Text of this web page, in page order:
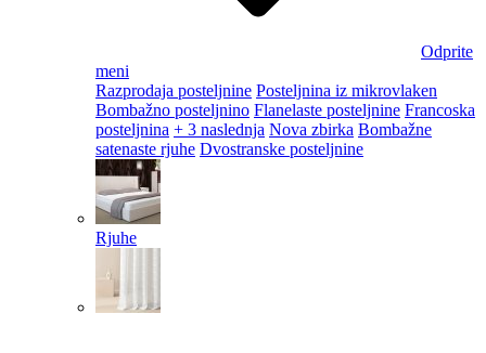
Odprite
meni
Razprodaja posteljnine Posteljnina iz mikrovlaken
Bombažno posteljnino Flanelaste posteljnine Francoska
posteljnina + 3 naslednja Nova zbirka Bombažne
satenaste rjuhe Dvostranske posteljnine
Rjuhe